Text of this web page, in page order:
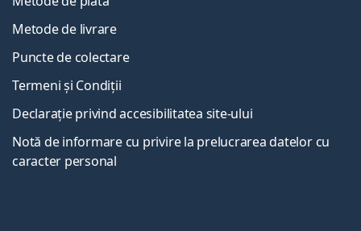
Metode de livrare
Puncte de colectare
Termeni și Condiții
Declarație privind accesibilitatea site-ului
Notă de informare cu privire la prelucrarea datelor cu
caracter personal